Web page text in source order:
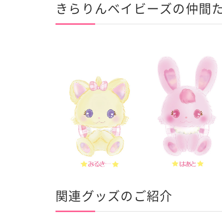
きらりんベイビーズの仲間
関連グッズのご紹介